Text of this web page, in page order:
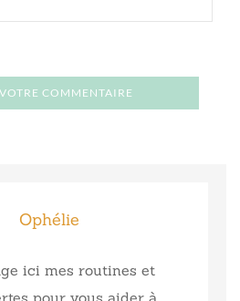
Ophélie
ici mes routines et